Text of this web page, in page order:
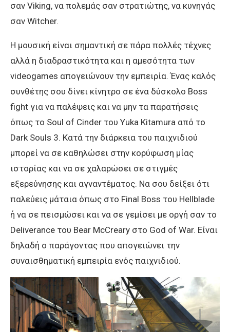
σαν Viking, να πολεμάς σαν στρατιώτης, να κυνηγάς
σαν Witcher.
Η μουσική είναι σημαντική σε πάρα πολλές τέχνες
αλλά η διαδραστικότητα και η αμεσότητα των
videogames απογειώνουν την εμπειρία. Ένας καλός
συνθέτης σου δίνει κίνητρο σε ένα δύσκολο Boss
fight για να παλέψεις και να μην τα παρατήσεις
όπως το Soul of Cinder του Yuka Kitamura από το
Dark Souls 3. Kατά την διάρκεια του παιχνιδιού
μπορεί να σε καθηλώσει στην κορύφωση μίας
ιστορίας και να σε χαλαρώσει σε στιγμές
εξερεύνησης και αγναντέματος. Να σου δείξει ότι
παλεύεις μάταια όπως στο Final Boss του Hellblade
ή να σε πεισμώσει και να σε γεμίσει με οργή σαν το
Deliverance του Bear McCreary στο God of War. Είναι
δηλαδή ο παράγοντας που απογειώνει την
συναισθηματική εμπειρία ενός παιχνιδιού.